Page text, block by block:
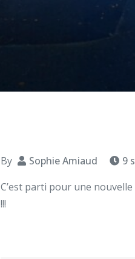
By Sophie Amiaud 9
C’est parti pour une
!!!